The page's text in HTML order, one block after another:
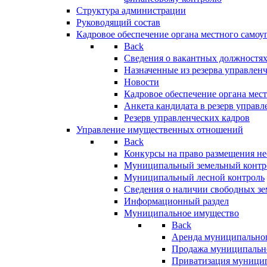
Структура администрации
Руководящий состав
Кадровое обеспечение органа местного
Back
Сведения о вакантных
Назначенные из резерва
Новости
Кадровое обеспечение органа
Анкета кандидата в резерв
Резерв управленческих кадров
Управление имущественных отношений
Back
Конкурсы на право размещения
Муниципальный земельный
Муниципальный лесной контроль
Сведения о наличии свободных
Информационный раздел
Муниципальное имущество
Back
Аренда
Продажа
Приватизация